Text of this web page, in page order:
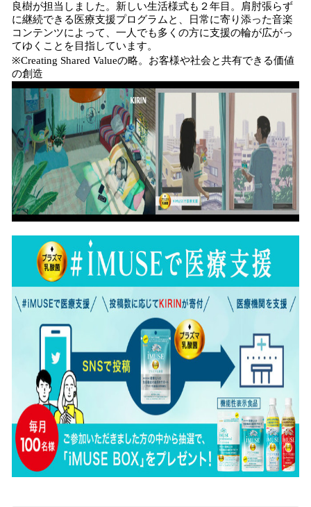
良樹が担当しました。新しい生活様式も２年目。肩肘張らず
に継続できる医療支援プログラムと、日常に寄り添った音楽
コンテンツによって、一人でも多くの方に支援の輪が広がっ
てゆくことを目指しています。
※Creating Shared Valueの略。お客様や社会と共有できる価値
の創造